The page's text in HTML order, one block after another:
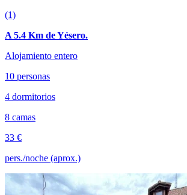
(1)
A 5.4 Km de Yésero.
Alojamiento entero
10 personas
4 dormitorios
8 camas
33 €
pers./noche (aprox.)